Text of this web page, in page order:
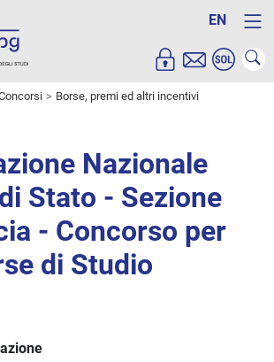
EN
Borse, premi ed altri incentivi
Nazionale
Stato - Sezione
- Concorso per
di Studio